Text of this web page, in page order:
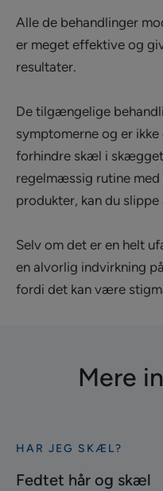
Alle de behandlinger
er meget effektive og
resultater.
De tilgængelige
symptomerne og er
forhindre skæl i
regelmæssig rutine
produkter, kan du
Selv om det er en helt
en alvorlig indvirkning
fordi det kan være
Mere
Se
mere
HAR JEG SKÆL?
Fedtet hår og skæl